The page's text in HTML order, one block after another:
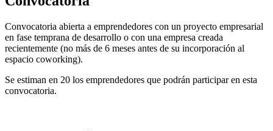
Convocatoria abierta a emprendedores con un proyecto empresarial
en fase temprana de desarrollo o con una empresa creada
recientemente (no más de 6 meses antes de su incorporación al
espacio coworking).
Se estiman en 20 los emprendedores que podrán participar en esta
convocatoria.